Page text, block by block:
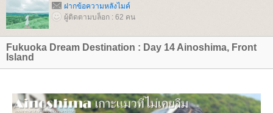
ฝากข้อความหลังไมค์
ผู้ติดตามบล็อก : 62 คน
Fukuoka Dream Destination : Day 14 Ainoshima, Front
Island